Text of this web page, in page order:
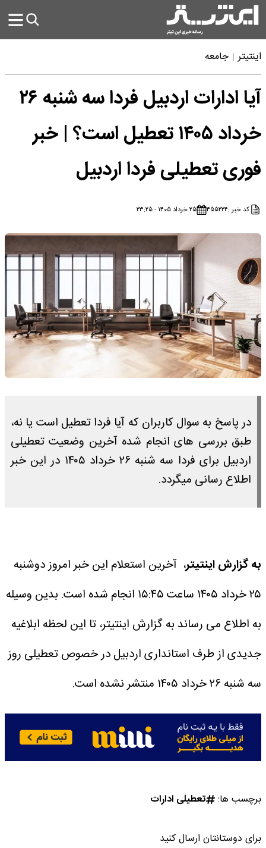
اینتیتر جامعه
آیا ادارات اردبیل فردا سه شنبه ۲۶
خرداد ۱۴۰۵ تعطیل است؟ | خبر
فوری تعطیلی فردا اردبیل
کد خبر :۴۵۵۲۲۴ ۲۵ خرداد ۱۴۰۵ - ۲۳:۲۵
در پاسخ به سوال کاربران که آیا فردا تعطیل است یا نه،
طبق بررسی های انجام شده آخرین وضعیت تعطیلی
اردبیل برای فردا سه شنبه ۲۶ خرداد ۱۴۰۵ در این خبر
اطلاع رسانی میگردد.
به گزارش اینتیتر، آخرین استعلام این خبر امروز دوشنبه
۲۵ خرداد ۱۴۰۵ ساعت ۱۵:۴۵ انجام شده است.
بدین وسیله
به اطلاع می رساند به گزارش اینتیتر، تا این لحظه ابلاغیه
جدیدی از طرف استانداری اردبیل در خصوص تعطیلی روز
سه شنبه ۲۶ خرداد ۱۴۰۵ منتشر نشده است.
برچسب ها: تعطیلی ادارات
برای دوستانتان ارسال کنید